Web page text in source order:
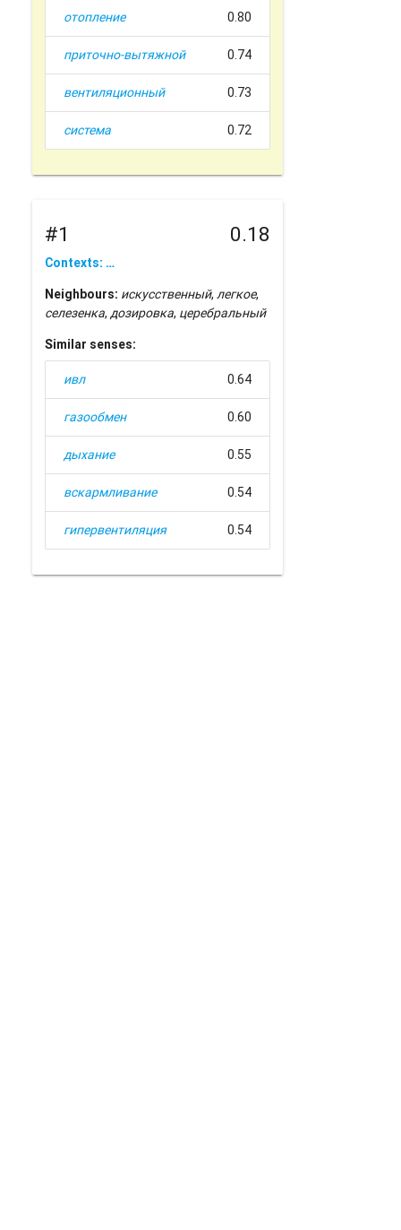
отопление 0.80
приточно-вытяжной 0.74
вентиляционный 0.73
система 0.72
#1 0.18
Contexts: …
Neighbours: искусственный,легкое,
селезенка,дозировка, церебральный
Similar senses:
ивл 0.64
газообмен 0.60
дыхание 0.55
вскармливание 0.54
гипервентиляция 0.54